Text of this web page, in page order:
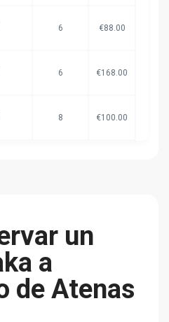
6 €88.00
6 €168.00
8 €100.00
un
a
de Atenas